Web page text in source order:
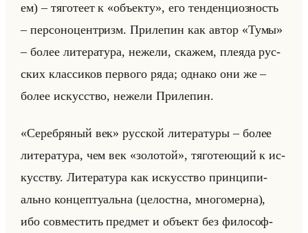
ем) – тя­го­те­ет к «объекту», его тен­ден­ци­оз­ность
– пер­со­но­цен­тризм. При­ле­пин как автор «Тумы»
– более ли­те­ра­ту­ра, неже­ли, ска­жем, пле­яда рус­
ских клас­си­ков пер­во­го ряда; од­на­ко они же –
более ис­кус­ство, неже­ли При­ле­пин.
«Серебряный век» рус­ской ли­те­ра­ту­ры – более
ли­те­ра­ту­ра, чем век «золотой», тя­го­те­ющий к ис­
кус­ству. Ли­те­ра­ту­ра как ис­кус­ство прин­ци­пи­
ально кон­цеп­ту­альна (це­лост­на, мно­го­мер­на),
ибо сов­ме­стить пред­мет и объект без фи­ло­соф­